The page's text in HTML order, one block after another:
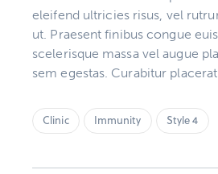
eleifend ultricies risus, vel
ut. Praesent finibus congue
scelerisque massa vel augue
sem egestas. Curabitur
Clinic Immunity Style 4